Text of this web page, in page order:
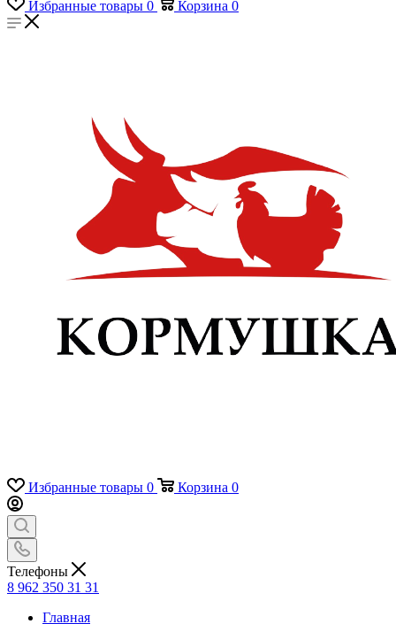
Избранные товары 0 Корзина 0
Избранные товары 0 Корзина 0
Телефоны
8 962 350 31 31
Главная